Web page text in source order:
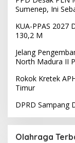
Sumenep, Ini
KUA-PPAS 2027
130,2 M
Jelang
North Madura II
Rokok Kretek
Timur
DPRD Sampang
Olahraga